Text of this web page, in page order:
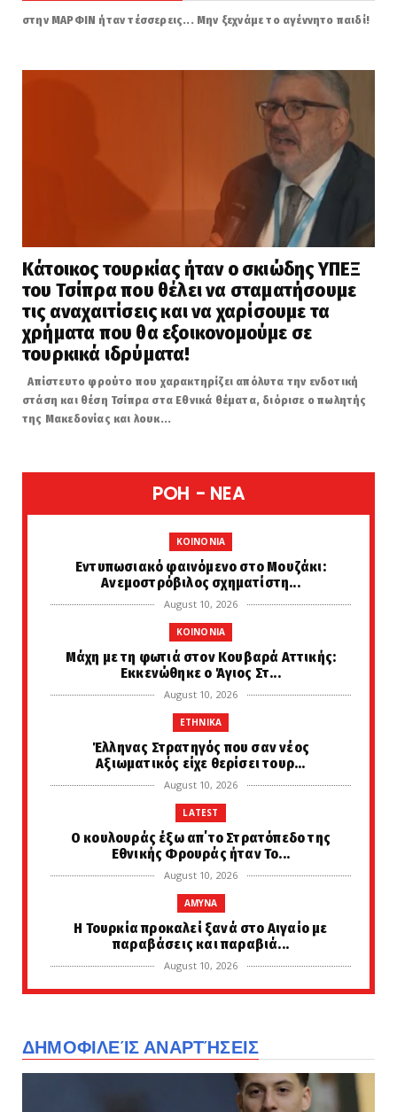
στην ΜΑΡΦΙΝ ήταν τέσσερεις... Μην ξεχνάμε το αγέννητο παιδί!
Κάτοικος τουρκίας ήταν ο σκιώδης ΥΠΕΞ
του Τσίπρα που θέλει να σταματήσουμε
τις αναχαιτίσεις και να χαρίσουμε τα
χρήματα που θα εξοικονομούμε σε
τουρκικά ιδρύματα!
Απίστευτο φρούτο που χαρακτηρίζει απόλυτα την ενδοτική
στάση και θέση Τσίπρα στα Εθνικά θέματα, διόρισε ο πωλητής
της Μακεδονίας και λουκ...
POH - NEA
KOINONIA
Εντυπωσιακό φαινόμενο στο Μουζάκι:
Ανεμοστρόβιλος σχηματίστη...
August 10, 2026
KOINONIA
Μάχη με τη φωτιά στον Κουβαρά Αττικής:
Εκκενώθηκε ο Άγιος Στ...
August 10, 2026
ETHNIKA
Έλληνας Στρατηγός που σαν νέος
Αξιωματικός είχε θερίσει τουρ...
August 10, 2026
LATEST
Ο κουλουράς έξω απ΄το Στρατόπεδο της
Εθνικής Φρουράς ήταν Το...
August 10, 2026
AMYNA
Η Τουρκία προκαλεί ξανά στο Αιγαίο με
παραβάσεις και παραβιά...
August 10, 2026
AMYNA
August 10, 2026
ΔΗΜΟΦΙΛΕΊΣ ΑΝΑΡΤΉΣΕΙΣ